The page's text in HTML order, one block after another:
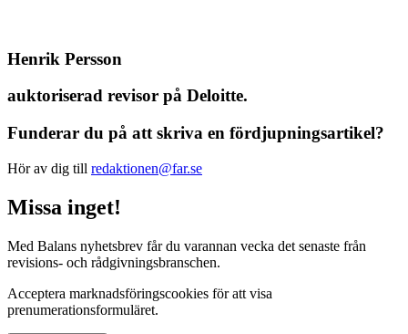
Henrik Persson
auktoriserad revisor på Deloitte.
Funderar du på att skriva en fördjupningsartikel?
Hör av dig till redaktionen@far.se
Missa inget!
Med Balans nyhetsbrev får du varannan vecka det senaste från
revisions- och rådgivningsbranschen.
Acceptera marknadsföringscookies för att visa
prenumerationsformuläret.